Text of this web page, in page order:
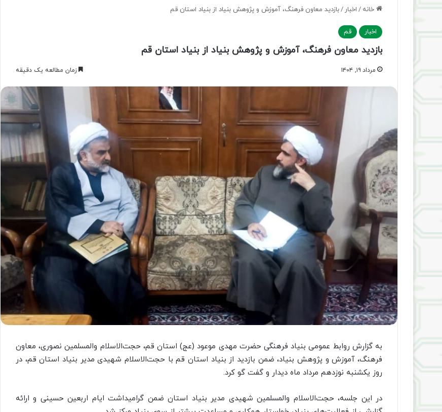
خانه / اخبار /بازدید معاون فرهنگ، آموزش و پژوهش بنیاد از بنیاد استان قم
اخبار قم
بازدید معاون فرهنگ، آموزش و پژوهش بنیاد از بنیاد استان قم
مرداد ۱۹, ۱۴۰۴ زمان مطالعه یک دقیقه
به گزارش روابط عمومی بنیاد فرهنگی حضرت مهدی موعود (عج) استان قم، حجت‌الاسلام والمسلمین نصوری، معاون
فرهنگ، آموزش و پژوهش بنیاد، ضمن بازدید از بنیاد استان قم با حجت‌الاسلام شهیدی مدیر بنیاد استان قم، در
روز یکشنبه نوزدهم مرداد ماه دیدار و گفت گو کرد.
در این جلسه، حجت‌الاسلام والمسلمین شهیدی مدیر بنیاد استان ضمن گرامیداشت ایام اربعین حسینی و ارائه